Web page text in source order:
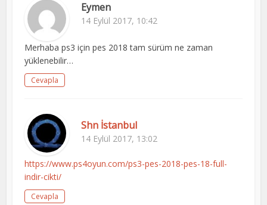
Eymen
14 Eylül 2017, 10:42
Merhaba ps3 için pes 2018 tam sürüm ne zaman
yüklenebilir…
Cevapla
Shn İstanbul
14 Eylül 2017, 13:02
https://www.ps4oyun.com/ps3-pes-2018-pes-18-full-
indir-cikti/
Cevapla